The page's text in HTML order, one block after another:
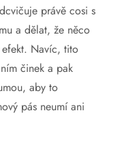
právě cosi s
a dělat, že něco
Navíc, tito
činek a pak
aby to
pás neumí ani